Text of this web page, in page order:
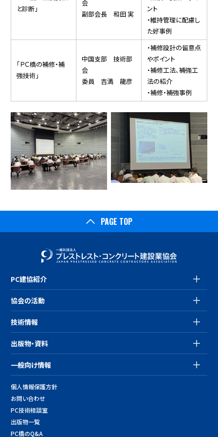
と診断」
会
副部会長 和田 実
ント
・維持管理に配慮し
た好事例
「ＰＣ橋の補修・補
強技術」
中国支部 技術部
会
委員 吉満 龍彦
・補修設計の留意点
やポイント
・補修工法、補強工
法の紹介
・補修・補強事例
PAGE TOP
PC建協紹介
協会の活動
技術情報
出版物・資料
一般向け情報
個人情報保護方針
お問い合わせ
PC技術相談室
出版物一覧
PC橋のQ&A